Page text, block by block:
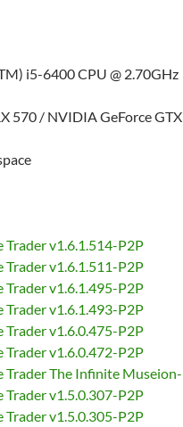
i5-6400 CPU @ 2.70GHz
570 / NVIDIA GeForce
Trader v1.6.1.514-P2P
Trader v1.6.1.511-P2P
Trader v1.6.1.495-P2P
Trader v1.6.1.493-P2P
Trader v1.6.0.475-P2P
Trader v1.6.0.472-P2P
Trader The Infinite
Trader v1.5.0.307-P2P
Trader v1.5.0.305-P2P